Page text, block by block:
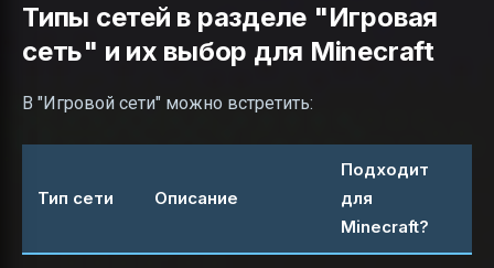
Типы сетей в разделе "Игровая
сеть" и их выбор для Minecraft
В "Игровой сети" можно встретить:
Тип сети Описание
Подходит
для
Minecraft?